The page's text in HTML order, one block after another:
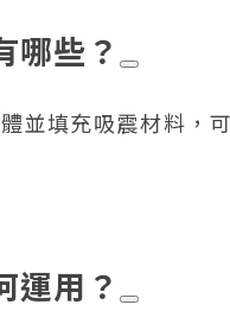
哪些？
並填充吸震材料，
運用？